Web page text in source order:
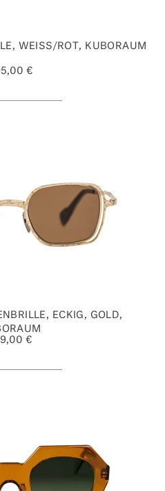
WEISS/ROT, KUBORAUM
€
ECKIG, GOLD,
€